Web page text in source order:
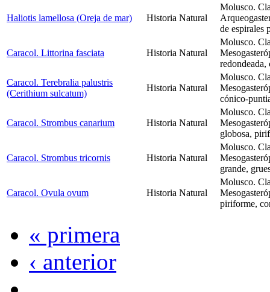
Haliotis lamellosa (Oreja de mar) Historia Natural
Molusco.
de espirales
Caracol. Littorina fasciata Historia Natural
Molusco.
redondeada,
Caracol. Terebralia palustris
(Cerithium sulcatum)
Historia Natural
Molusco.
cónico-
Caracol. Strombus canarium Historia Natural
Molusco.
globosa,
Caracol. Strombus tricornis Historia Natural
Molusco.
grande,
Caracol. Ovula ovum Historia Natural
Molusco.
piriforme,
« primera
‹ anterior